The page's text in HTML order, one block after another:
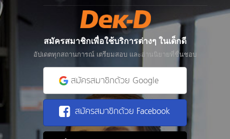
สมัครสมาชิกเพื่อใช้บริการต่างๆ ในเด็กดี
อัปเดตทุกสถานการณ์ เตรียมสอบ และอ่านนิยายที่ชื่นชอบ
สมัครสมาชิกด้วย Google
สมัครสมาชิกด้วย Facebook